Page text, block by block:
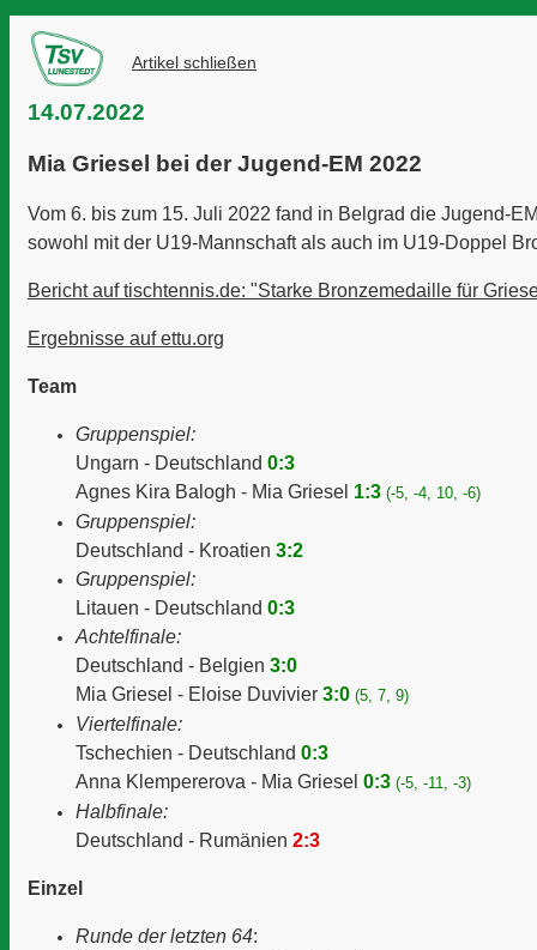
Artikel schließen
14.07.2022
Mia Griesel bei der Jugend-EM 2022
Vom 6. bis zum 15. Juli 2022 fand in Belgrad die Jugend-
sowohl mit der U19-Mannschaft als auch im U19-Doppel
Bericht auf tischtennis.de: "Starke Bronzemedaille für
Ergebnisse auf ettu.org
Team
Gruppenspiel:
Ungarn - Deutschland 0:3
Agnes Kira Balogh - Mia Griesel 1:3 (-5, -4, 10, -6)
Gruppenspiel:
Deutschland - Kroatien 3:2
Gruppenspiel:
Litauen - Deutschland 0:3
Achtelfinale:
Deutschland - Belgien 3:0
Mia Griesel - Eloise Duvivier 3:0 (5, 7, 9)
Viertelfinale:
Tschechien - Deutschland 0:3
Anna Klempererova - Mia Griesel 0:3 (-5, -11, -3)
Halbfinale:
Deutschland - Rumänien 2:3
Einzel
Runde der letzten 64: